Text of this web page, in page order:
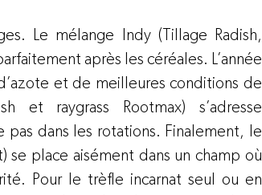
Le mélange Indy (Tillage Radish,
après les céréales. L’année
et de meilleures conditions de
et raygrass Rootmax) s’adresse
dans les rotations. Finalement, le
se place aisément dans un champ où
Pour le trèfle incarnat seul ou en